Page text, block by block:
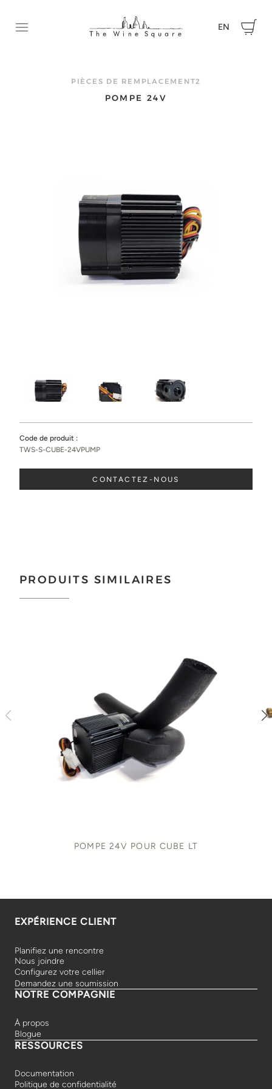
Ouvrir le menu EN
PIÈCES DE REMPLACEMENT2
POMPE 24V
Code de produit :
TWS-S-CUBE-24VPUMP
CONTACTEZ-NOUS
N’hésitez pas à communiquer avec nous pour nous faire
de votre projet et obtenir une soumission.
Téléphone
Pays
Message
PRODUITS SIMILAIRES
POMPE 24V POUR CUBE LT
EXPÉRIENCE CLIENT
Planifiez une rencontre
Nous joindre
Configurez votre cellier
Demandez une soumission
NOTRE COMPAGNIE
À propos
Blogue
RESSOURCES
Documentation
Politique de confidentialité